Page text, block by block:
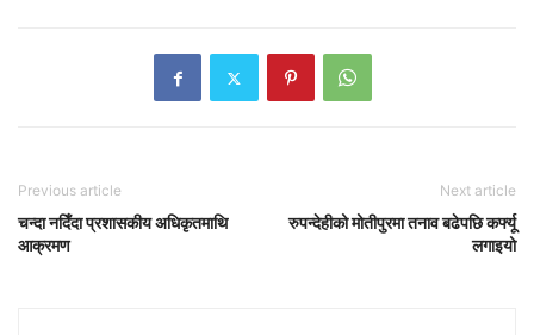
Previous article
चन्दा नदिँदा प्रशासकीय अधिकृतमाथि
आक्रमण
Next article
रुपन्देहीको मोतीपुरमा तनाव बढेपछि कर्फ्यू
लगाइयो